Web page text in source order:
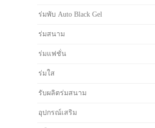
ร่มพับ Auto Black Gel
ร่มสนาม
ร่มแฟชั่น
ร่มใส
รับผลิตร่มสนาม
อุปกรณ์เสริม